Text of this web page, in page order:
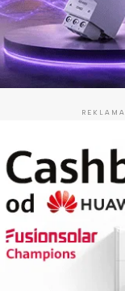
REKLAMA